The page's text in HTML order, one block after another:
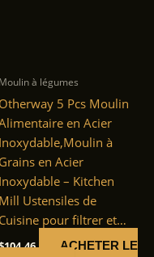
Moulin à légumes
Otherway 5 Pcs Moulin
en Acier
Inoxydable,Moulin à
Grains en Acier
Inoxydable – Kitchen
Mill Ustensiles de
Cuisine pour filtrer et…
104.46
ACHETER LE